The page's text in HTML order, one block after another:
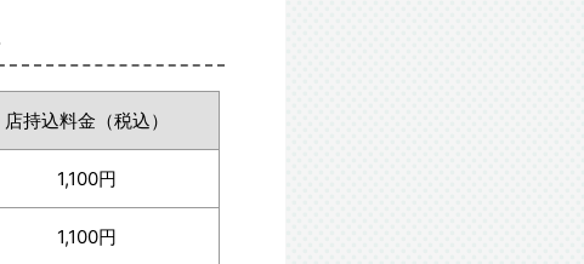
店持込料金（税込）
1,100円
1,100円